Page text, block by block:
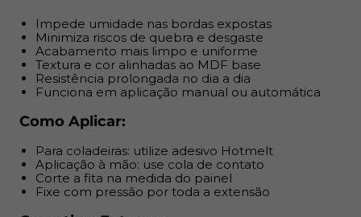
Produto com nota fiscal
Armazenar em local seco e arejado, fora da luz direta
do sol
Impede umidade nas bordas expostas
Minimiza riscos de quebra e desgaste
Acabamento mais limpo e uniforme
Textura e cor alinhadas ao MDF base
Resistência prolongada no dia a dia
Funciona em aplicação manual ou automática
Como Aplicar:
Para coladeiras: utilize adesivo Hotmelt
Aplicação à mão: use cola de contato
Corte a fita na medida do painel
Fixe com pressão por toda a extensão